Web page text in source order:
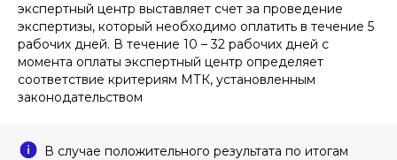
экспертный центр выставляет счет за проведение
экспертизы, который необходимо оплатить в течение 5
рабочих дней. В течение 10 – 32 рабочих дней с
момента оплаты экспертный центр определяет
соответствие критериям МТК, установленным
законодательством
В случае положительного результата по итогам